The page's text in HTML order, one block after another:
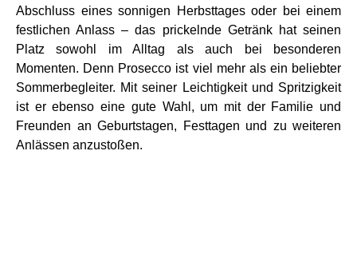
Abschluss eines sonnigen Herbsttages oder bei einem
festlichen Anlass – das prickelnde Getränk hat seinen
Platz sowohl im Alltag als auch bei besonderen
Momenten. Denn Prosecco ist viel mehr als ein beliebter
Sommerbegleiter. Mit seiner Leichtigkeit und Spritzigkeit
ist er ebenso eine gute Wahl, um mit der Familie und
Freunden an Geburtstagen, Festtagen und zu weiteren
Anlässen anzustoßen.